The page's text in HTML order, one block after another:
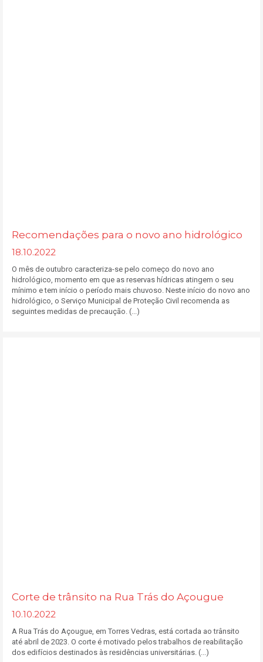
Recomendações para o novo ano hidrológico
18.10.2022
O mês de outubro caracteriza-se pelo começo do novo ano
hidrológico, momento em que as reservas hídricas atingem o seu
mínimo e tem início o período mais chuvoso. Neste início do novo ano
hidrológico, o Serviço Municipal de Proteção Civil recomenda as
seguintes medidas de precaução. (...)
Corte de trânsito na Rua Trás do Açougue
10.10.2022
A Rua Trás do Açougue, em Torres Vedras, está cortada ao trânsito
até abril de 2023. O corte é motivado pelos trabalhos de reabilitação
dos edifícios destinados às residências universitárias. (...)